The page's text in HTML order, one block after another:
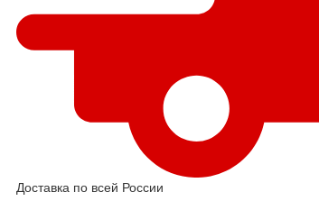
Доставка по всей России